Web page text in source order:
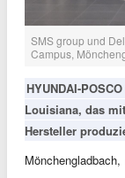
SMS group und
Campus,
HYUNDAI-
Louisiana, das
Hersteller